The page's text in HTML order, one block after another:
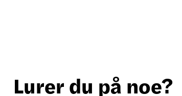
Lurer du på noe?